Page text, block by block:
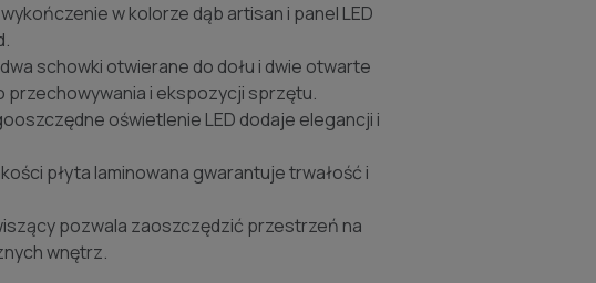
w kolorze dąb artisan i panel LED
schowki otwierane do dołu i dwie otwarte
i ekspozycji sprzętu.
oświetlenie LED dodaje elegancji i
płyta laminowana gwarantuje trwałość i
pozwala zaoszczędzić przestrzeń na
wnętrz.